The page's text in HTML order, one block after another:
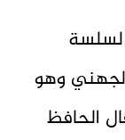
وهو
الحافظ